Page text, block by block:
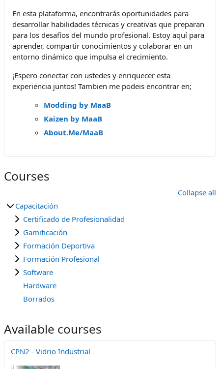
En esta plataforma, encontrarás oportunidades para
desarrollar habilidades técnicas y creativas que preparan
para los desafíos del mundo profesional. Estoy aquí para
aprender, compartir conocimientos y colaborar en un
entorno dinámico que impulsa el crecimiento.
¡Espero conectar con ustedes y enriquecer esta
experiencia juntos! Tambien me podeis encontrar en;
Modding by MaaB
Kaizen by MaaB
About.Me/MaaB
Courses
Collapse all
Capacitación
Certificado de Profesionalidad
Gamificación
Formación Deportiva
Formación Profesional
Software
Hardware
Borrados
Available courses
CPN2 - Vidrio Industrial